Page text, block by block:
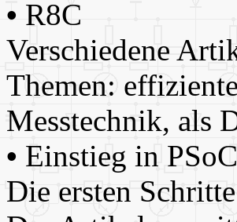
• R8C
Verschiedene
Themen:
Messtechnik, als
• Einstieg in PSoC
Die ersten